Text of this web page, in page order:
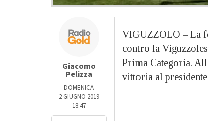
Giacomo
Pelizza
DOMENICA
2 GIUGNO 2019
18:47
VIGUZZOLO – La
contro la
Prima Categoria.
vittoria al